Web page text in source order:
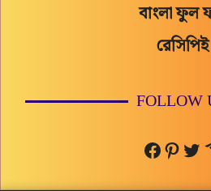
বাংলা ফুল
রেসিপিই
FOLLOW